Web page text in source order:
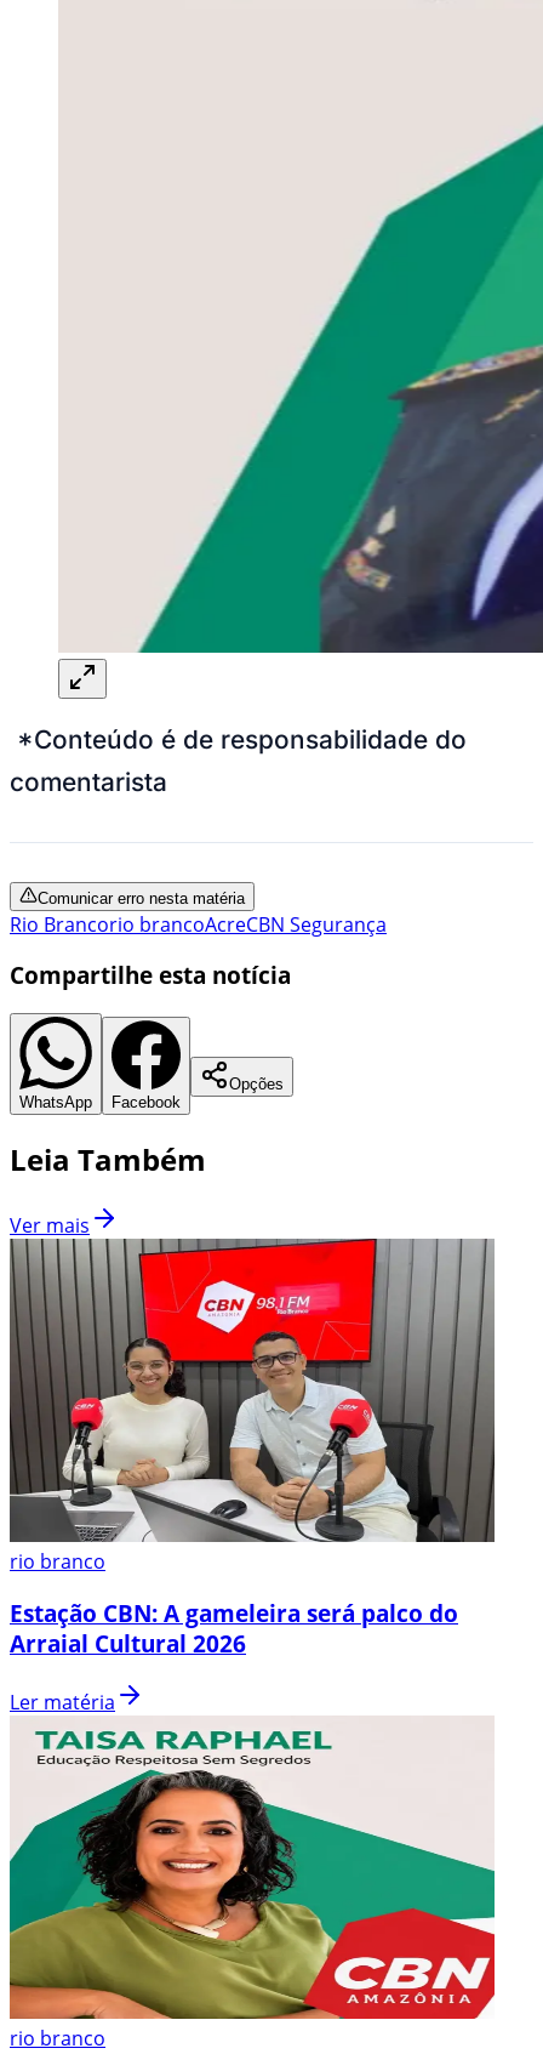
*Conteúdo é de responsabilidade do
comentarista
Comunicar erro nesta matéria
Rio Brancorio brancoAcreCBN Segurança
Compartilhe esta notícia
WhatsApp Facebook
Opções
Leia Também
Ver mais
rio branco
Estação CBN: A gameleira será palco do
Arraial Cultural 2026
Ler matéria
rio branco